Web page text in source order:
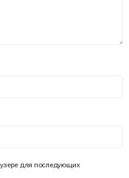
для последующих